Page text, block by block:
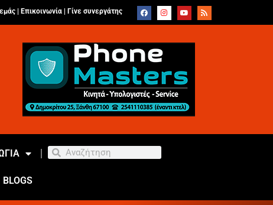
| Επικοινωνία Γίνε συνεργάτης
BLOGS